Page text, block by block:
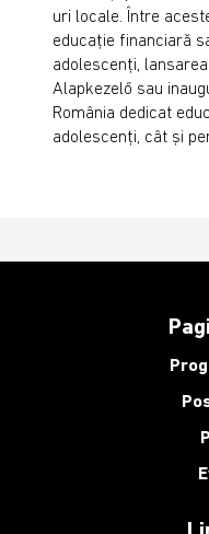
uri locale. Între
educaţie financiară
adolescenţi,
Alapkezelő sau
România dedicat
adolescenţi, cât şi